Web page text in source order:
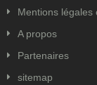
Mentions légales
A propos
Partenaires
sitemap